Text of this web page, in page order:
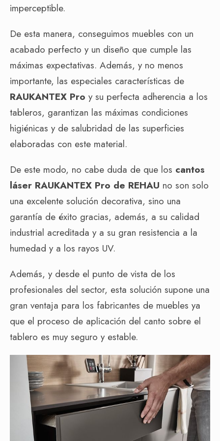
imperceptible.
De esta manera, conseguimos muebles con un
acabado perfecto y un diseño que cumple las
máximas expectativas. Además, y no menos
importante, las especiales características de
RAUKANTEX Pro y su perfecta adherencia a los
tableros, garantizan las máximas condiciones
higiénicas y de salubridad de las superficies
elaboradas con este material.
De este modo, no cabe duda de que los cantos
láser RAUKANTEX Pro de REHAU no son solo
una excelente solución decorativa, sino una
garantía de éxito gracias, además, a su calidad
industrial acreditada y a su gran resistencia a la
humedad y a los rayos UV.
Además, y desde el punto de vista de los
profesionales del sector, esta solución supone una
gran ventaja para los fabricantes de muebles ya
que el proceso de aplicación del canto sobre el
tablero es muy seguro y estable.